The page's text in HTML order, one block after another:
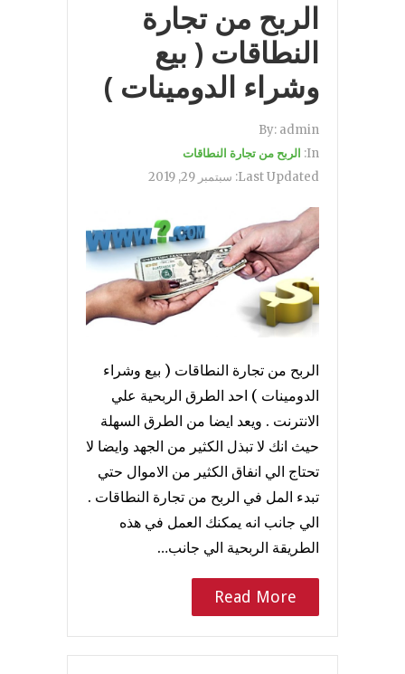
الربح من تجارة
النطاقات ( بيع
وشراء الدومينات )
By: admin
In: الربح من تجارة النطاقات
Last Updated: سبتمبر 29, 2019
الربح من تجارة النطاقات ( بيع وشراء
الدومينات ) احد الطرق الربحية علي
الانترنت . ويعد ايضا من الطرق السهلة
حيث انك لا تبذل الكثير من الجهد وايضا لا
تحتاج الي انفاق الكثير من الاموال حتي
تبدء المل في الربح من تجارة النطاقات .
الي جانب انه يمكنك العمل في هذه
الطريقة الربحية الي جانب…
Read More